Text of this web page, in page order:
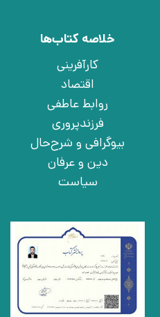
خلاصه کتاب‌ها
کارآفرینی
اقتصاد
روابط عاطفی
فرزندپروری
بیوگرافی و شرح‌حال
دین و عرفان
سیاست